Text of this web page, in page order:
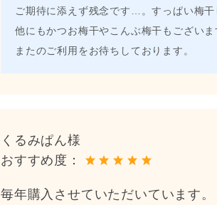
ご期待に添えず残念です…。すっぱい梅
他にもかつお梅干やこんぶ梅干もござい
またのご利用をお待ちしております。
くるみぱん様
おすすめ度：
毎年購入させていただいています。